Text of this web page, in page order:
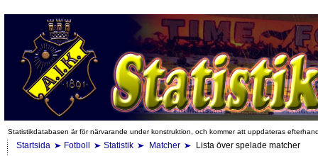
Statistikdatabasen är för närvarande under konstruktion, och kommer att uppdateras
Startsida Fotboll Statistik Matcher Lista över spelade matcher